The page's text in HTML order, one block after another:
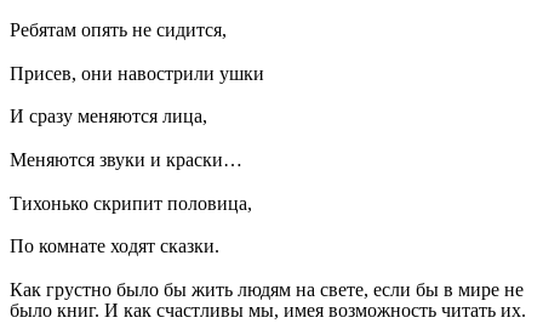
Ребятам опять не сидится,
Присев, они навострили ушки
И сразу меняются лица,
Меняются звуки и краски…
Тихонько скрипит половица,
По комнате ходят сказки.
Как грустно было бы жить людям на свете, если бы в мире не
было книг. И как счастливы мы, имея возможность читать их.